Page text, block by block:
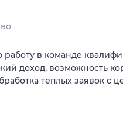
в команде
доход, возможность
теплых заявок с